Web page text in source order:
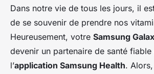
Comment
alerte de rappel de
vitamines sur un
Galaxy A52 ?
Dans notre vie de tous les jours, il
de se souvenir de prendre nos
Heureusement, votre Samsung
devenir un partenaire de santé fiable
l’application Samsung Health.